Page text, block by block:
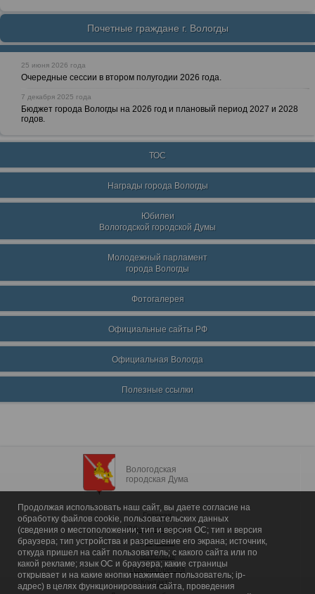
Почетные граждане г. Вологды
25 июня 2026 года
Очередные сессии в втором полугодии 2026 года.
7 декабря 2025 года
Бюджет города Вологды на 2026 год и плановый период 2027 и 2028
годов.
ТОС
Награды города Вологды
Юбилеи
Вологодской городской Думы
Молодежный парламент
города Вологды
Фотогалерея
Официальные сайты РФ
Официальная Вологда
Полезные ссылки
Вологодская
городская Дума
Главная
Общие сведения
Депутаты
Комитеты
График приема
Контакты
Продолжая использовать наш сайт, вы даете согласие на
обработку файлов cookie, пользовательских данных
(сведения о местоположении; тип и версия ОС; тип и версия
браузера; тип устройства и разрешение его экрана; источник,
откуда пришел на сайт пользователь; с какого сайта или по
какой рекламе; язык ОС и браузера; какие страницы
открывает и на какие кнопки нажимает пользователь; ip-
адрес) в целях функционирования сайта, проведения